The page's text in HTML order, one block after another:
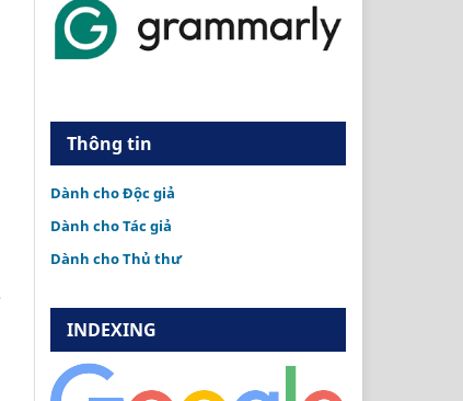
Thông tin
Dành cho Độc giả
Dành cho Tác giả
Dành cho Thủ thư
INDEXING